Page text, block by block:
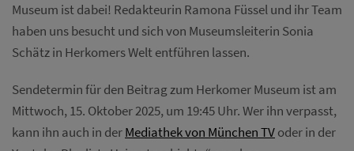
Museum ist dabei! Redakteurin Ramona Füssel und ihr Team
haben uns besucht und sich von Museumsleiterin Sonia
Schätz in Herkomers Welt entführen lassen.
Sendetermin für den Beitrag zum Herkomer Museum ist am
Mittwoch, 15. Oktober 2025, um 19:45 Uhr. Wer ihn verpasst,
kann ihn auch in derMediathek von München TVoder in der